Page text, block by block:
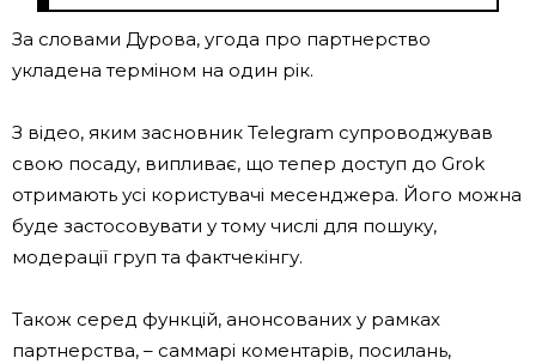
За словами Дурова, угода про партнерство
укладена терміном на один рік.
З відео, яким засновник Telegram супроводжував
свою посаду, випливає, що тепер доступ до Grok
отримають усі користувачі месенджера. Його можна
буде застосовувати у тому числі для пошуку,
модерації груп та фактчекінгу.
Також серед функцій, анонсованих у рамках
партнерства, – саммарі коментарів, посилань,